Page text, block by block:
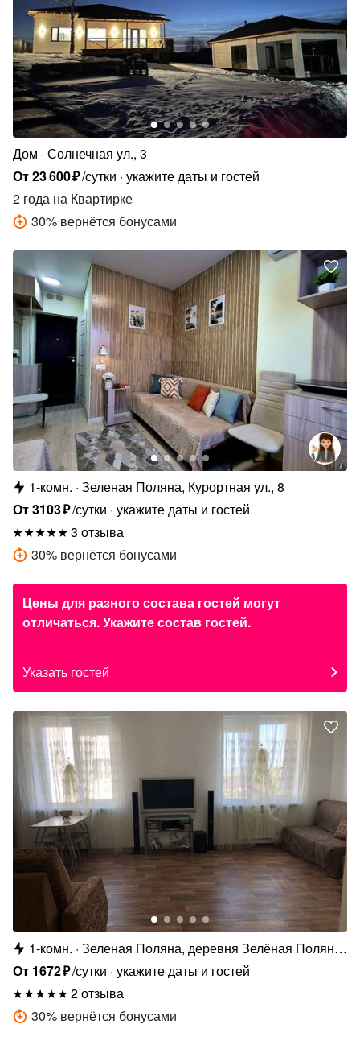
Дом Солнечная ул., 3
От23600₽/сутки укажите даты и гостей
2 года на Квартирке
30% вернётся бонусами
1-комн. Зеленая Поляна, Курортная ул., 8
От3103₽/сутки укажите даты и гостей
3 отзыва
30% вернётся бонусами
Цены для разного состава гостей могут
отличаться. Укажите состав гостей.
Указать гостей
1-комн. Зеленая Поляна, деревня Зелёная Поляна,
Курортная улица, 85к5
От 1672₽/сутки укажите даты и гостей
2 отзыва
30% вернётся бонусами